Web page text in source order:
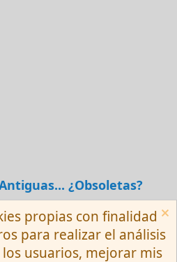
¿Obsoletas?
y reglas
propias con finalidad
para realizar el análisis
usuarios, mejorar mis